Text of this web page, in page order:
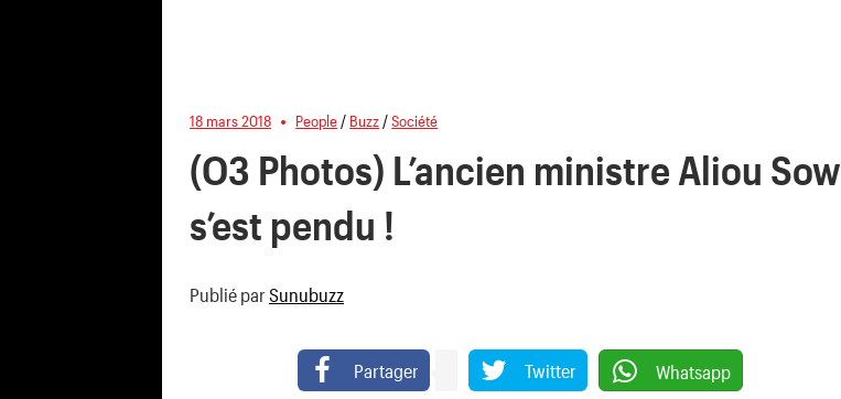
18 mars 2018 People / Buzz /Société
(O3 Photos) L’ancien ministre Aliou Sow
s’est pendu !
Publié par Sunubuzz
Partager Twitter Whatsapp